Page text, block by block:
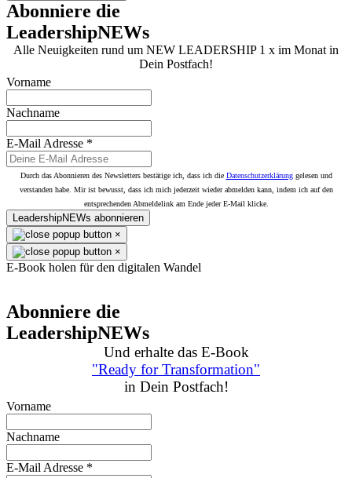
Abonniere die
LeadershipNEWs
Alle Neuigkeiten rund um NEW LEADERSHIP 1 x im Monat in
Dein Postfach!
Vorname
Nachname
E-Mail Adresse *
Durch das Abonnieren des Newsletters bestätige ich, dass ich die Datenschutzerklärunggelesen und
verstanden habe. Mir ist bewusst, dass ich mich jederzeit wieder abmelden kann, indem ich auf den
entsprechenden Abmeldelink am Ende jeder E-Mail klicke.
LeadershipNEWs abonnieren
×
×
E-Book holen für den digitalen Wandel
Abonniere die
LeadershipNEWs
Und erhalte das E-Book
"Ready for Transformation"
in Dein Postfach!
Vorname
Nachname
E-Mail Adresse *